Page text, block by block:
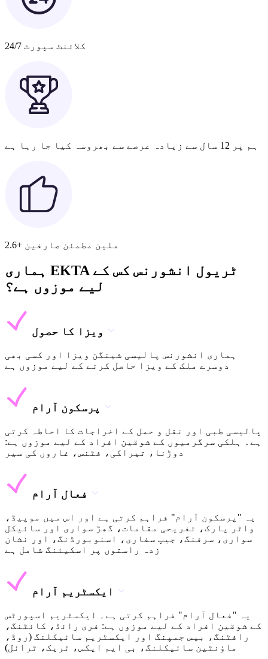
کلائنٹ سپورٹ 24/7
ہم پر 12 سال سے زیادہ عرصے سے بھروسہ کیا جا رہا ہے
2.6+ ملین مطمئن صارفین
ہماری EKTA ٹریول انشورنس کس کے
لیے موزوں ہے؟
ویزا کا حصول
ہماری انشورنس پالیسی شینگن ویزا اور کسی بھی
دوسرے ملک کے ویزا حاصل کرنے کے لیے موزوں ہے
پرسکون آرام
پالیسی طبی اور نقل و حمل کے اخراجات کا احاطہ کرتی
ہے۔ ہلکی سرگرمیوں کے شوقین افراد کے لیے موزوں ہے:
دوڑنا، تیراکی، فٹنس، غاروں کی سیر
فعال آرام
یہ "پرسکون آرام" فراہم کرتی ہے اور اس میں موپیڈ،
واٹر پارک، تفریحی مقامات، گھڑ سواری اور سائیکل
سواری، سرفنگ، جیپ سفاری، اسنوبورڈنگ، اور نشان
زدہ راستوں پر اسکیئنگ شامل ہے
ایکسٹریم آرام
یہ "فعال آرام" فراہم کرتی ہے۔ ایکسٹریم اسپورٹس
کے شوقین افراد کے لیے موزوں ہے: فری رائڈ، کائٹنگ،
رافٹنگ، بیس جمپنگ اور ایکسٹریم سائیکلنگ (روڈ،
ماؤنٹین سائیکلنگ، بی ایم ایکس، ٹریک، ٹرائل)